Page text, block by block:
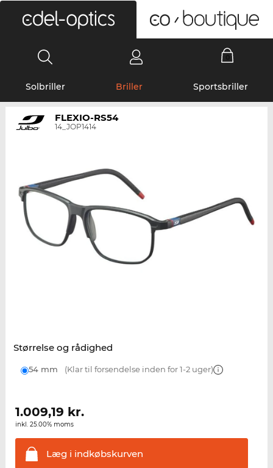
Solbriller Briller Sportsbriller
FLEXIO-RS54
14_JOP1414
Størrelse og rådighed
54 mm (Klar til forsendelse inden for 1-2 uger)
1.009,19 kr.
inkl. 25.00% moms
Læg i indkøbskurven